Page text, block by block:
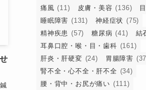
痛風 (11) 皮膚・美容 (136)
睡眠障害 (131) 神経症状 (75)
精神疾患 (57) 糖尿病 (41) 結
耳鼻口腔・喉・目・歯科 (161)
肝炎・肝硬変 (24) 胃腸障害
腎不全・心不全・肝不全 (34)
腰・背中・お尻が痛い (111)